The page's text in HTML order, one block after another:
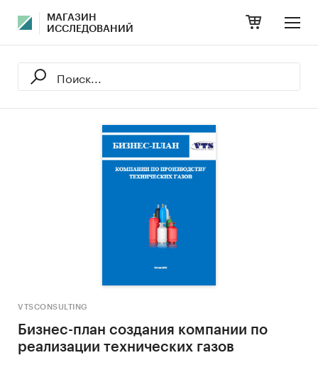
МАГАЗИН
ИССЛЕДОВАНИЙ
VTSCONSULTING
Бизнес-план создания компании по
реализации технических газов